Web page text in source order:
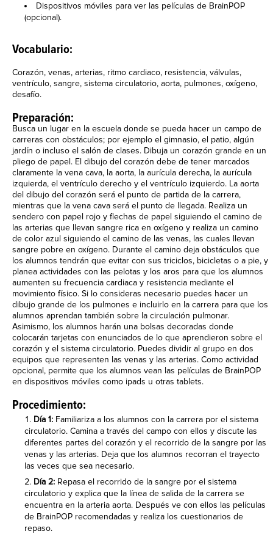
Dispositivos móviles para ver las películas de BrainPOP
(opcional).
Vocabulario:
Corazón, venas, arterias, ritmo cardiaco, resistencia, válvulas,
ventrículo, sangre, sistema circulatorio, aorta, pulmones, oxígeno,
desafío.
Preparación:
Busca un lugar en la escuela donde se pueda hacer un campo de
carreras con obstáculos; por ejemplo el gimnasio, el patio, algún
jardín o incluso el salón de clases. Dibuja un corazón grande en un
pliego de papel. El dibujo del corazón debe de tener marcados
claramente la vena cava, la aorta, la aurícula derecha, la aurícula
izquierda, el ventrículo derecho y el ventrículo izquierdo. La aorta
del dibujo del corazón será el punto de partida de la carrera,
mientras que la vena cava será el punto de llegada. Realiza un
sendero con papel rojo y flechas de papel siguiendo el camino de
las arterias que llevan sangre rica en oxígeno y realiza un camino
de color azul siguiendo el camino de las venas, las cuales llevan
sangre pobre en oxígeno. Durante el camino deja obstáculos que
los alumnos tendrán que evitar con sus triciclos, bicicletas o a pie, y
planea actividades con las pelotas y los aros para que los alumnos
aumenten su frecuencia cardiaca y resistencia mediante el
movimiento físico. Si lo consideras necesario puedes hacer un
dibujo grande de los pulmones e incluirlo en la carrera para que los
alumnos aprendan también sobre la circulación pulmonar.
Asimismo, los alumnos harán una bolsas decoradas donde
colocarán tarjetas con enunciados de lo que aprendieron sobre el
corazón y el sistema circulatorio. Puedes dividir al grupo en dos
equipos que representen las venas y las arterias. Como actividad
opcional, permite que los alumnos vean las películas de BrainPOP
en dispositivos móviles como ipads u otras tablets.
Procedimiento:
Día 1: Familiariza a los alumnos con la carrera por el sistema
circulatorio. Camina a través del campo con ellos y discute las
diferentes partes del corazón y el recorrido de la sangre por las
venas y las arterias. Deja que los alumnos recorran el trayecto
las veces que sea necesario.
Día 2: Repasa el recorrido de la sangre por el sistema
circulatorio y explica que la línea de salida de la carrera se
encuentra en la arteria aorta. Después ve con ellos las películas
de BrainPOP recomendadas y realiza los cuestionarios de
repaso.